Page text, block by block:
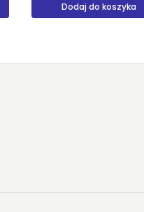
Produkt niedostępny